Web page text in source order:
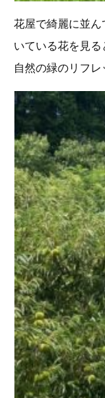
花屋で綺麗に並
いている花を見る
自然の緑のリフレ